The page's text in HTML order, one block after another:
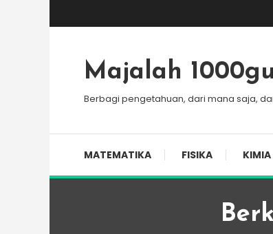
To
Majalah
Berbagi pengetahuan, dari mana saja,
MATEMATIKA FISIKA KIMIA